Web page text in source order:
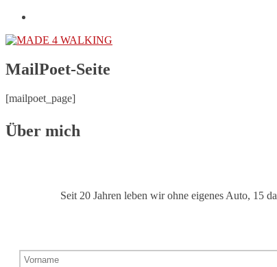
MailPoet-Seite
[mailpoet_page]
Über mich
Seit 20 Jahren leben wir ohne eigenes Auto, 15